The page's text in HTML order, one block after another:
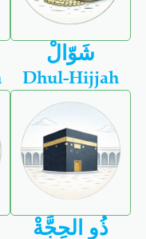
شَوّالْ
Dhul-Hijjah
ذُو الحِجَّةْ